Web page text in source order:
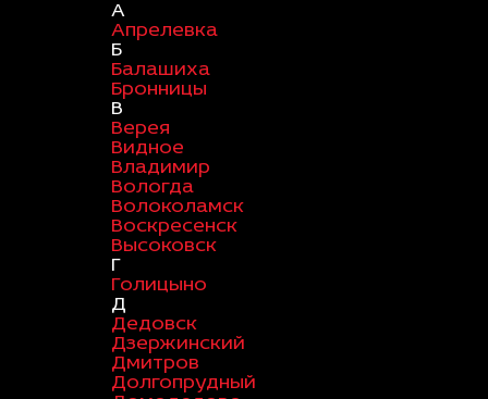
А
Апрелевка
Б
Балашиха
Бронницы
В
Верея
Видное
Владимир
Вологда
Волоколамск
Воскресенск
Высоковск
Г
Голицыно
Д
Дедовск
Дзержинский
Дмитров
Долгопрудный